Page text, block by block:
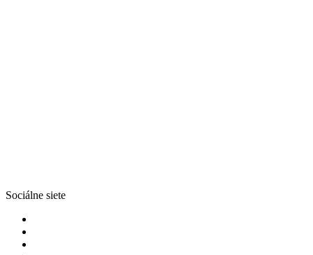
Sociálne siete